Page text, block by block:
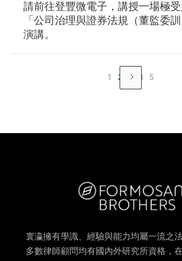
請前往登豐微電子，講授一場極
「公司治理與證券法規（董監委
演講。
1 2 3 4 5
寰瀛擁有學識、經驗與能力均屬一流之
多數律師顧問均有國內外研究所資格，